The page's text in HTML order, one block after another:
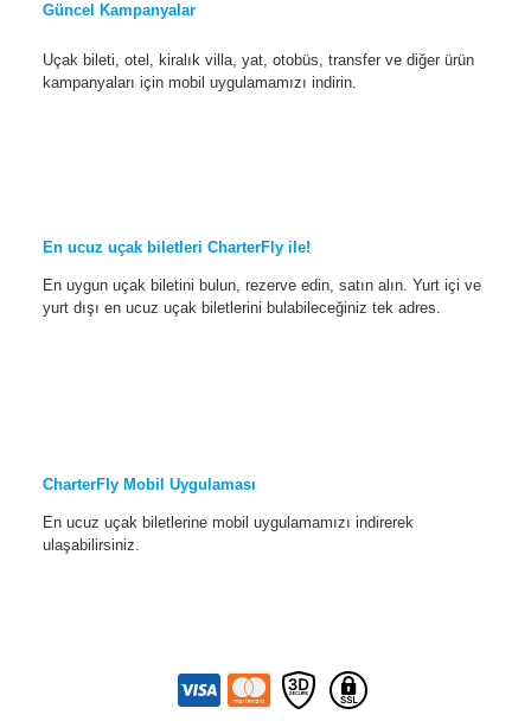
Güncel Kampanyalar
Uçak bileti, otel, kiralık villa, yat, otobüs, transfer ve diğer ürün
kampanyaları için mobil uygulamamızı indirin.
En ucuz uçak biletleri CharterFly ile!
En uygun uçak biletini bulun, rezerve edin, satın alın. Yurt içi ve
yurt dışı en ucuz uçak biletlerini bulabileceğiniz tek adres.
CharterFly Mobil Uygulaması
En ucuz uçak biletlerine mobil uygulamamızı indirerek
ulaşabilirsiniz.